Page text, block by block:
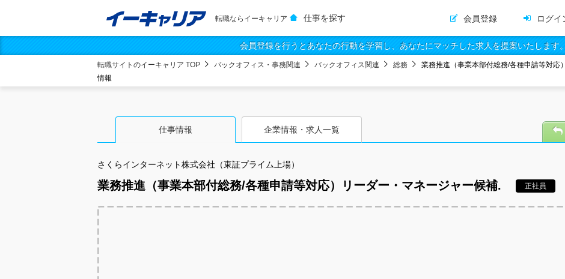
転職ならイーキャリア 仕事を探す 会員登録 ログイ
会員登録を行うとあなたの行動を学習し、あなたにマッチした求人を提案いたします。
転職サイトのイーキャリア TOP バックオフィス・事務関連 バックオフィス関連 総務
業務推進（事業本部付総務/各種申請等対応
情報
仕事情報 企業情報・求人一覧
さくらインターネット株式会社（東証プライム上場）
業務推進（事業本部付総務/各種申請等対応）リーダー・マネージャー候補. 正社員